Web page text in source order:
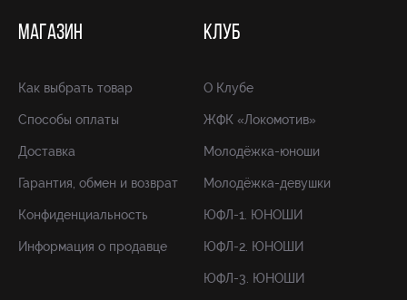
МАГАЗИН
Как выбрать товар
Способы оплаты
Доставка
Гарантия, обмен и возврат
Конфиденциальность
Информация о продавце
КЛУБ
О Клубе
ЖФК «Локомотив»
Молодёжка-юноши
Молодёжка-девушки
ЮФЛ-1. ЮНОШИ
ЮФЛ-2. ЮНОШИ
ЮФЛ-3. ЮНОШИ